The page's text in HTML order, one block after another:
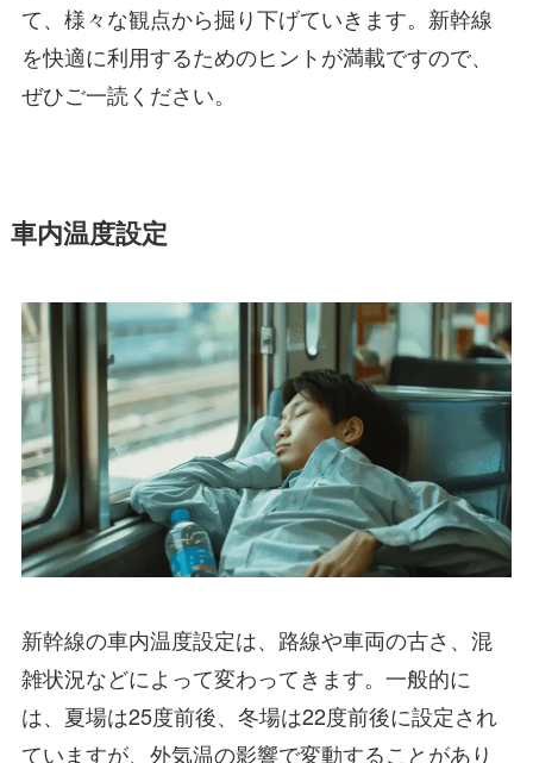
て、様々な観点から掘り下げていきます。新幹線
を快適に利用するためのヒントが満載ですので、
ぜひご一読ください。
車内温度設定
新幹線の車内温度設定は、路線や車両の古さ、混
雑状況などによって変わってきます。一般的に
は、夏場は25度前後、冬場は22度前後に設定され
ていますが、外気温の影響で変動することがあり